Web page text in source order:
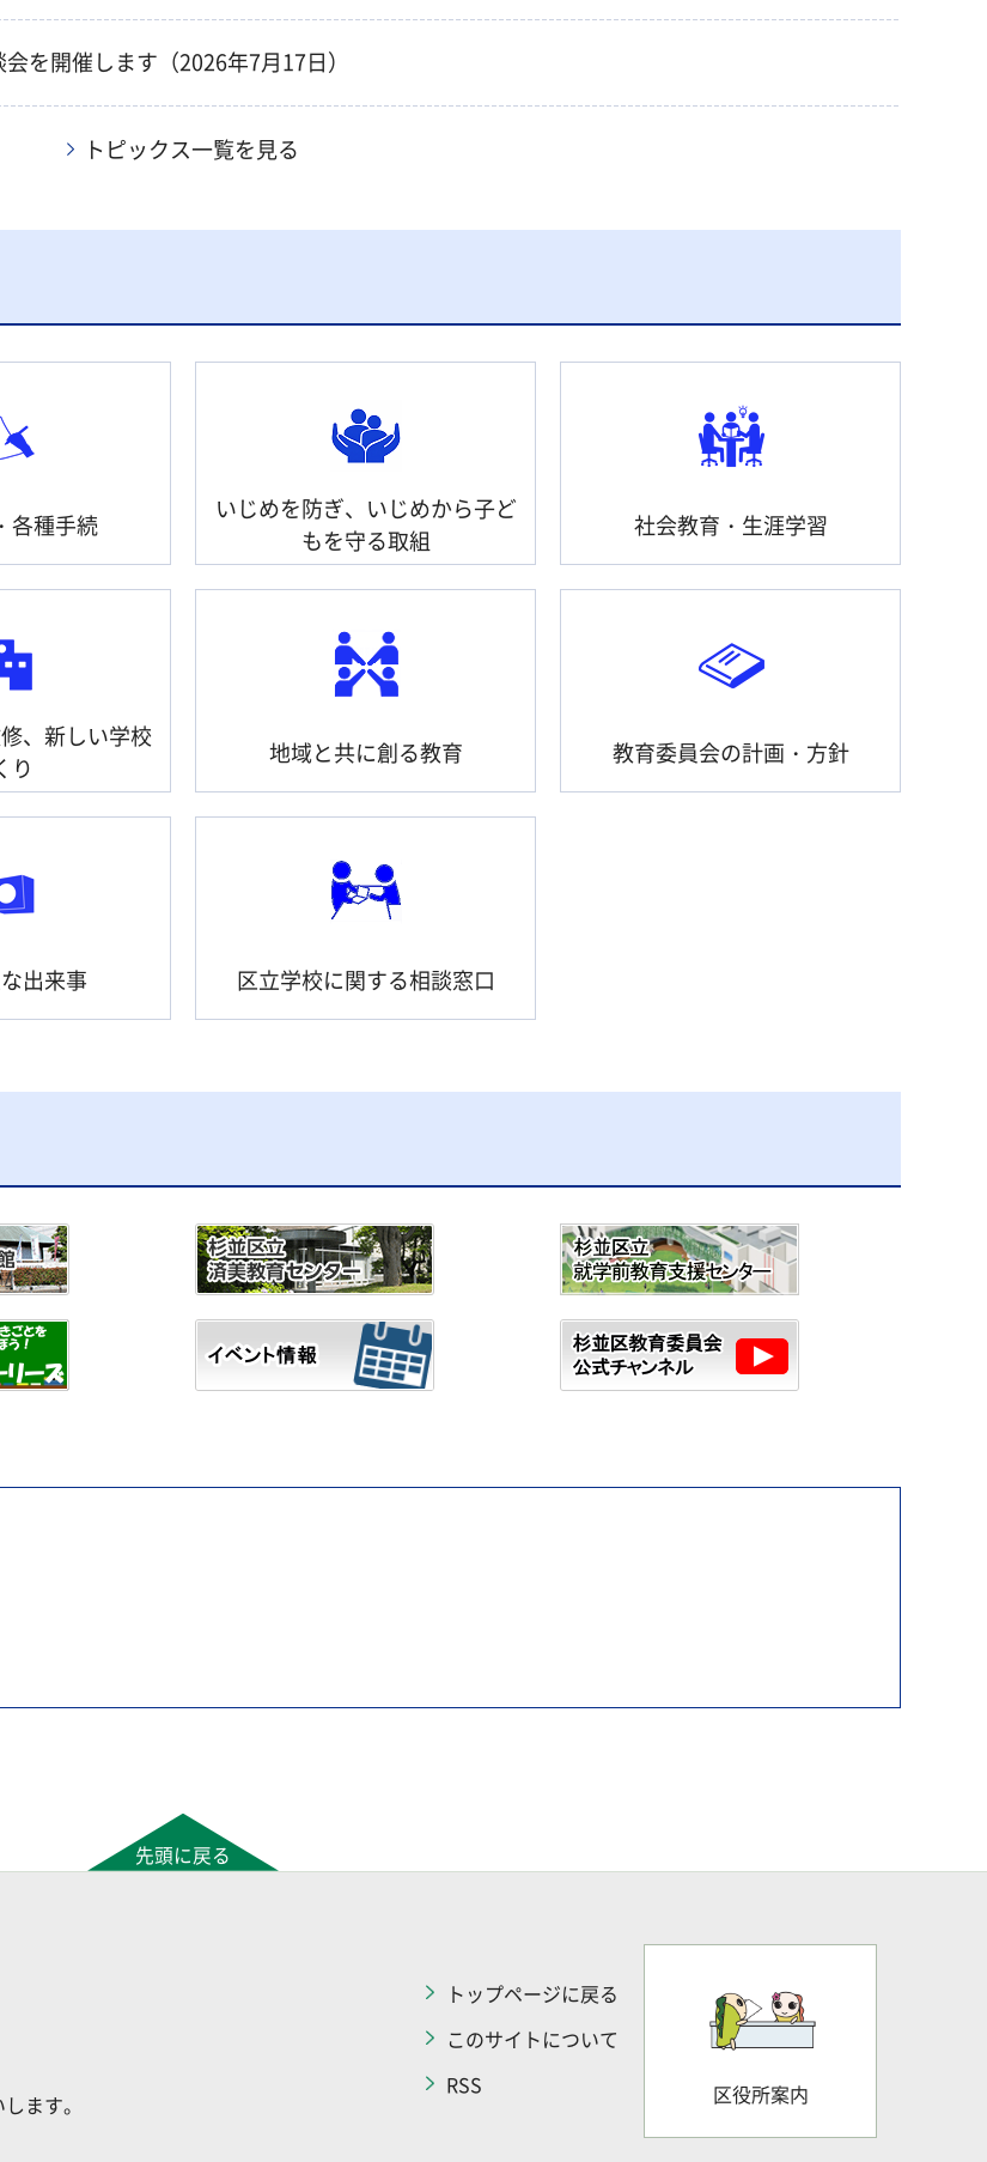
を開催します（2026年7月17日）
トピックス一覧を見る
各種手続
いじめを防ぎ、いじめから子ど
もを守る取組
社会教育・生涯学習
、新しい学校
り
地域と共に創る教育 教育委員会の計画・方針
出来事 区立学校に関する相談窓口
先頭に戻る
ます。
トップページに戻る
このサイトについて
RSS
区役所案内